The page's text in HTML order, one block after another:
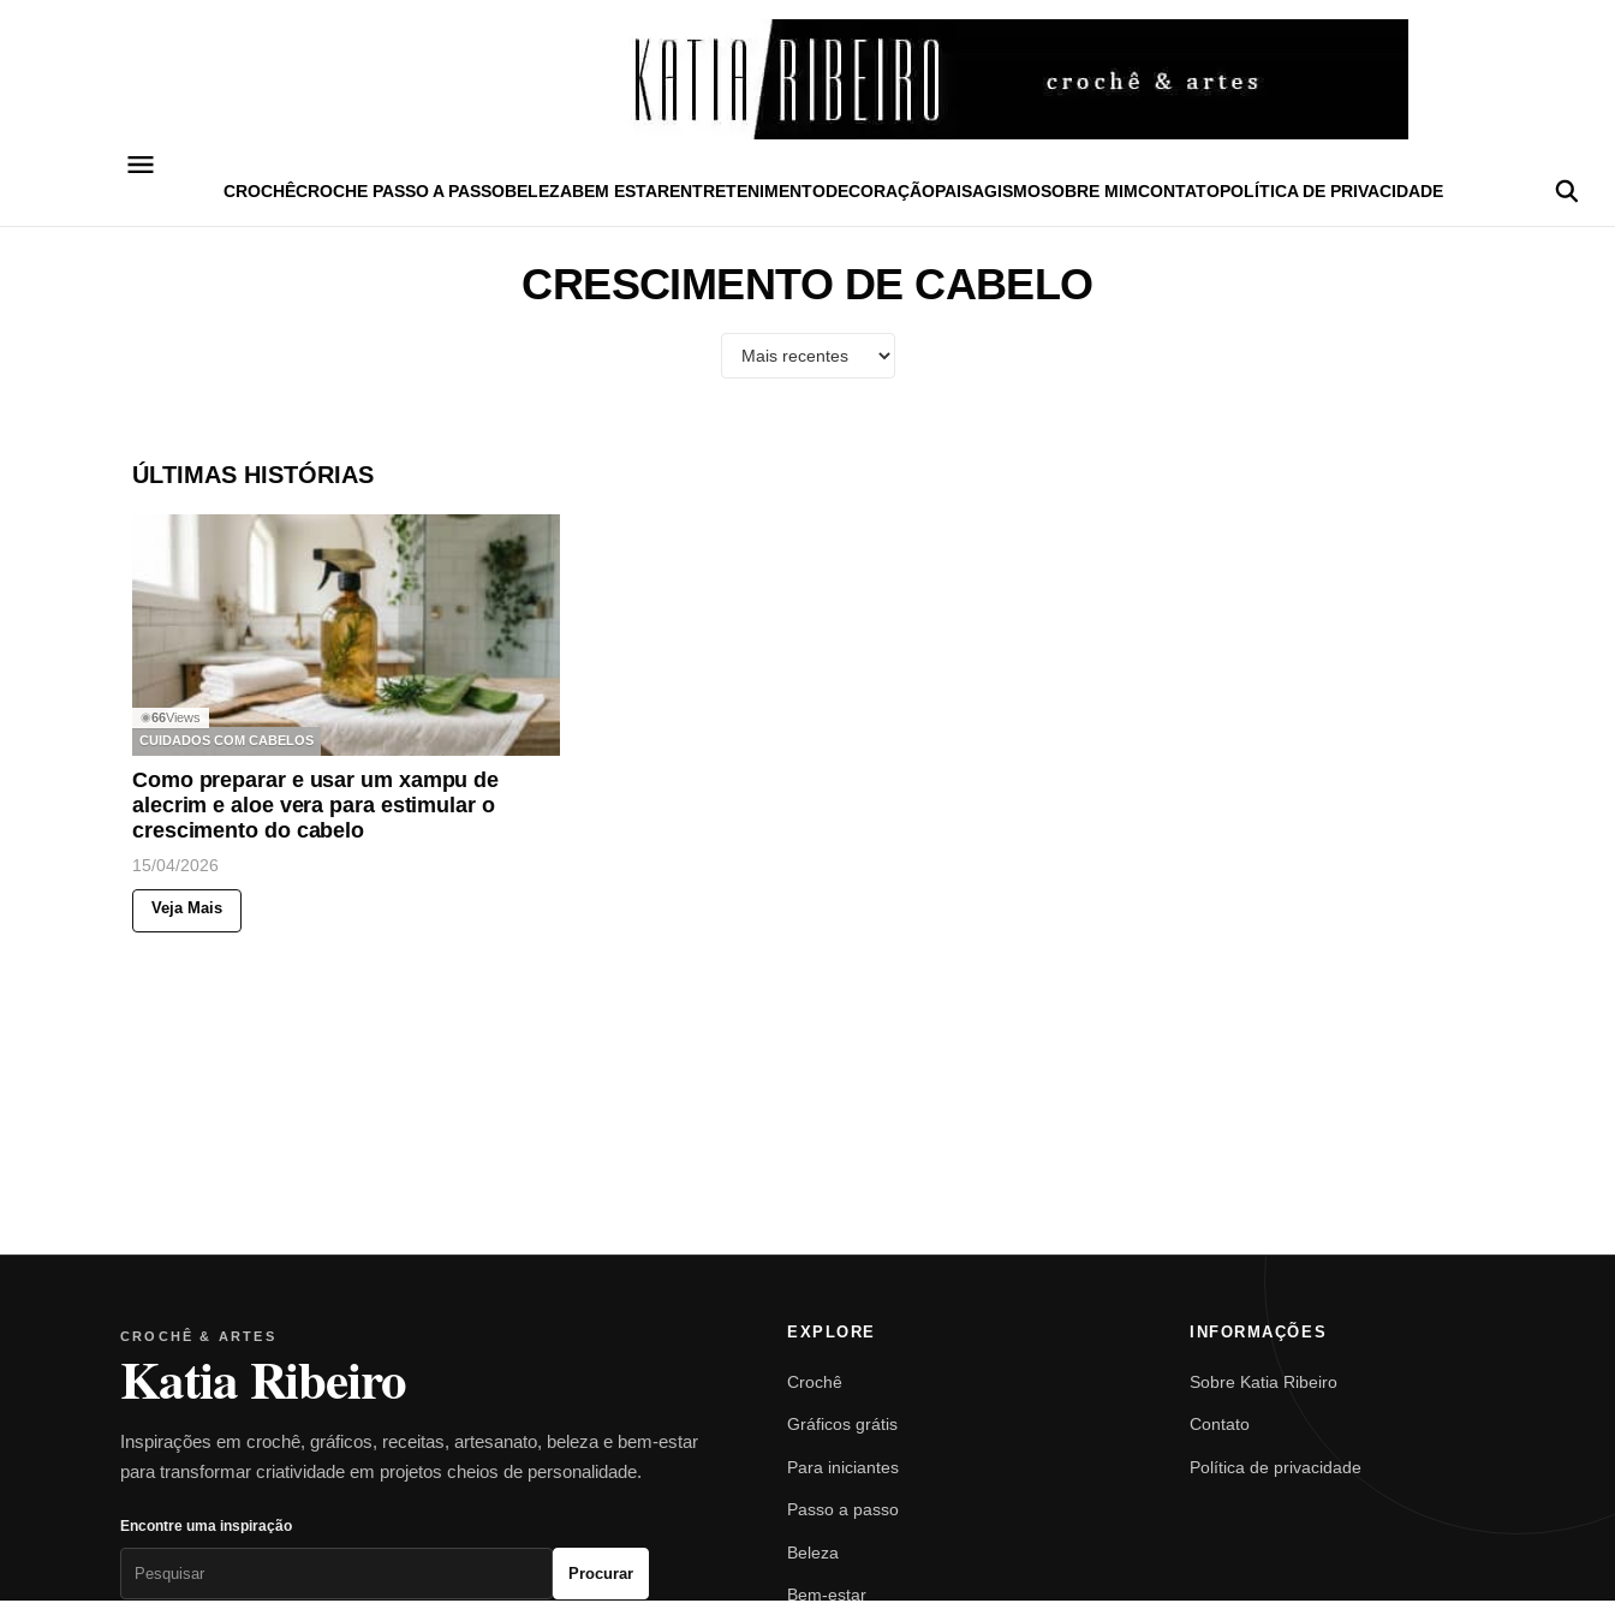
CROCHÊCROCHE PASSO A PASSOBELEZABEM ESTARENTRETENIMENTODECORAÇÃOPAISAGISMOSOBRE MIMCONTATOPOLÍTICA DE PRIVACIDADE
CRESCIMENTO DE CABELO
ÚLTIMAS HISTÓRIAS
◉66Views
CUIDADOS COM CABELOS
Como preparar e usar um xampu de
alecrim e aloe vera para estimular o
crescimento do cabelo
15/04/2026
Veja Mais
CROCHÊ & ARTES
Katia Ribeiro
Inspirações em crochê, gráficos, receitas, artesanato, beleza e bem-estar
para transformar criatividade em projetos cheios de personalidade.
Encontre uma inspiração
Procurar
EXPLORE
Crochê
Gráficos grátis
Para iniciantes
Passo a passo
Beleza
Bem-estar
INFORMAÇÕES
Sobre Katia Ribeiro
Contato
Política de privacidade